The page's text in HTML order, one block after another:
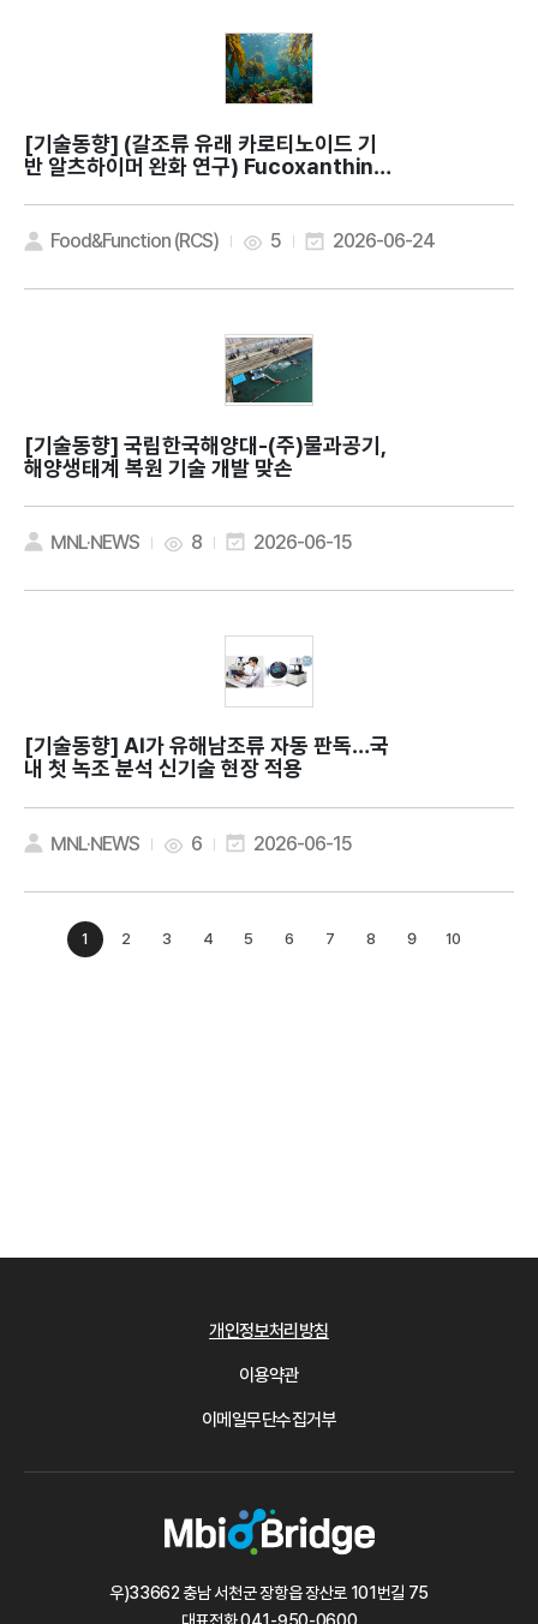
[기술동향]
반 알츠하이머 완화 연구) Fucoxanthin e
utophagic flux and attenuates fer
roptosis in Alzheimer's disease mo
dels
Food&Function (RCS) 5 2026-06-24
[기술동향]
해양생태계 복원 기술 개발 맞손
MNL·NEWS 8 2026-06-15
[기술동향]
내 첫 녹조 분석 신기술 현장 적용
MNL·NEWS 6 2026-06-15
1 2 3 4 5 6 7 8 9 10
개인정보처리방침
이용약관
이메일무단수집거부
우)33662 충남 서천군 장항읍 장산로 101번길 75
대표전화041-950-0600